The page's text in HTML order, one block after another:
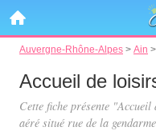
Auvergne-Rhône-Alpes > Ain >
Accueil de
Cette fiche présente
aéré situé rue de la